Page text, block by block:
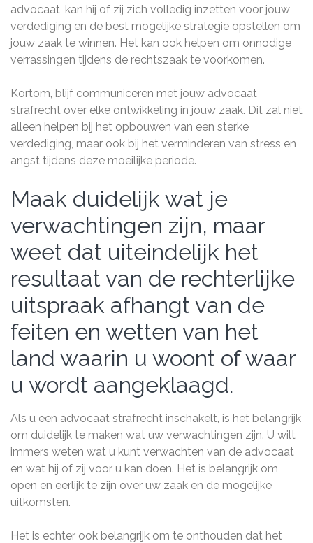
advocaat, kan hij of zij zich volledig inzetten voor jouw
verdediging en de best mogelijke strategie opstellen om
jouw zaak te winnen. Het kan ook helpen om onnodige
verrassingen tijdens de rechtszaak te voorkomen.
Kortom, blijf communiceren met jouw advocaat
strafrecht over elke ontwikkeling in jouw zaak. Dit zal niet
alleen helpen bij het opbouwen van een sterke
verdediging, maar ook bij het verminderen van stress en
angst tijdens deze moeilijke periode.
Maak duidelijk wat je
verwachtingen zijn, maar
weet dat uiteindelijk het
resultaat van de rechterlijke
uitspraak afhangt van de
feiten en wetten van het
land waarin u woont of waar
u wordt aangeklaagd.
Als u een advocaat strafrecht inschakelt, is het belangrijk
om duidelijk te maken wat uw verwachtingen zijn. U wilt
immers weten wat u kunt verwachten van de advocaat
en wat hij of zij voor u kan doen. Het is belangrijk om
open en eerlijk te zijn over uw zaak en de mogelijke
uitkomsten.
Het is echter ook belangrijk om te onthouden dat het